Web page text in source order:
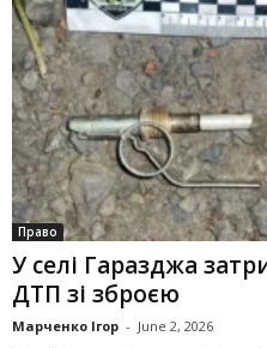
Право
У селі Гаразджа
ДТП зі зброєю
Марченко Ігор - June 2, 2026